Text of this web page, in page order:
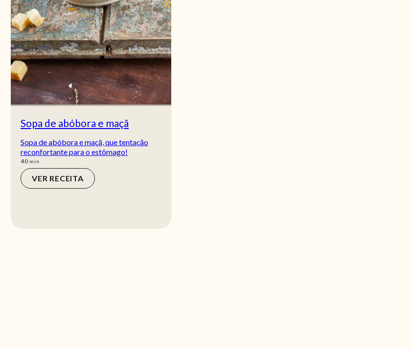
Sopa de abóbora e maçã
Sopa de abóbora e maçã, que tentação
reconfortante para o estômago!
40min
min
VER RECEITA